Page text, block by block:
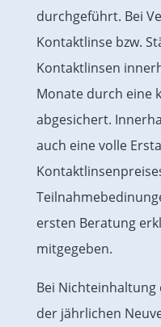
durchgeführt. Bei
Kontaktlinse bzw.
Kontaktlinsen
Monate durch eine
abgesichert.
auch eine volle
ersten Beratung
mitgegeben.
Bei
der jährlichen